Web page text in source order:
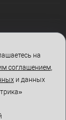
на
соглашением,
и данных